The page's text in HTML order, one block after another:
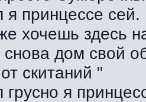
я принцессе сей.
хочешь здесь
снова дом свой
скитаний "
грусно я